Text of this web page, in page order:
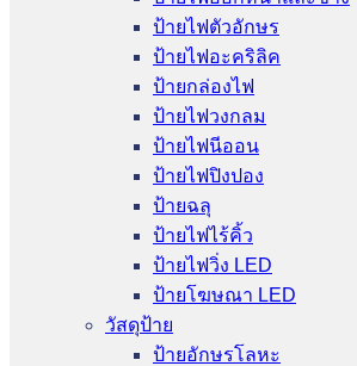
ป้ายไฟตัวอักษร
ป้ายไฟอะคริลิค
ป้ายกล่องไฟ
ป้ายไฟวงกลม
ป้ายไฟนีออน
ป้ายไฟปิงปอง
ป้ายฉลุ
ป้ายไฟไร้คิ้ว
ป้ายไฟวิ่ง LED
ป้ายโฆษณา LED
วัสดุป้าย
ป้ายอักษรโลหะ